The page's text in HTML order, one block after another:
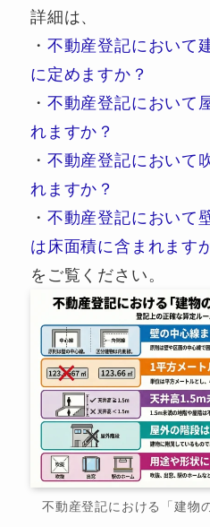
詳細は、
・ 不動産登記において
に定めますか？
・ 不動産登記において
れますか？
・ 不動産登記において
れますか？
・ 不動産登記において
は床面積に含まれます
をご覧ください。
不動産登記における「建物